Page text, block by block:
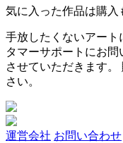
気に入った作品は購入
手放したくないアート
タマーサポートにお問
させていただきます
さい。
運営会社 お問い合わせ